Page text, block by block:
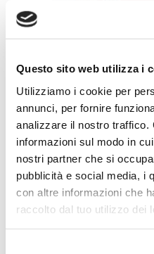
Questo sito web utilizza i
Utilizziamo i cookie per
annunci, per fornire
analizzare il nostro traffico.
informazioni sul modo in
nostri partner che si
pubblicità e social media, i
con altre informazioni che
raccolto dal tuo utilizzo dei
ULTIMI SPECIALI EVENTI
WeSec - Il
Il nuovo appuntamento
geopolitica,...
D&I in Finance
L’evento annuale promosso
delle...
Geopolitica:
e opportunità